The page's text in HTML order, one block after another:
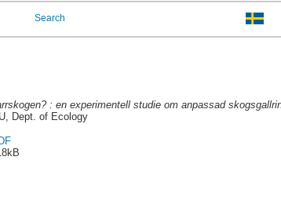
Search
: en experimentell studie om anpassad
Dept. of Ecology